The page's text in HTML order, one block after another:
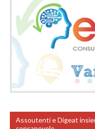
Assoutenti e Digeat